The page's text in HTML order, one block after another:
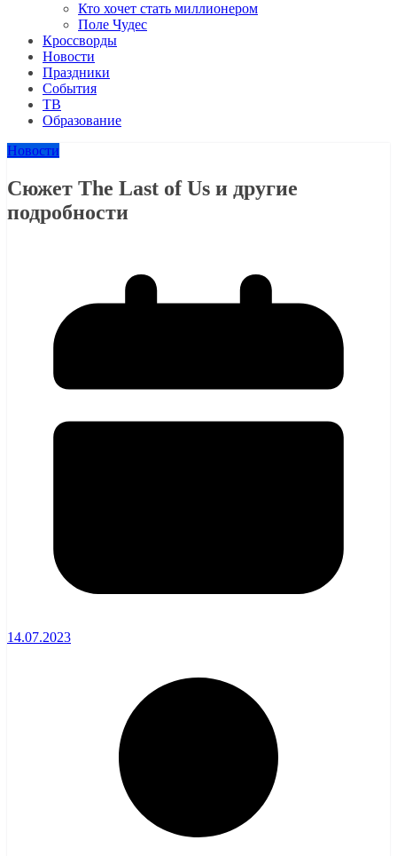
Кто хочет стать миллионером
Поле Чудес
Кроссворды
Новости
Праздники
События
ТВ
Образование
Новости
Сюжет The Last of Us и другие
подробности
14.07.2023